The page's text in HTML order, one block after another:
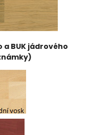
a BUK jádrového